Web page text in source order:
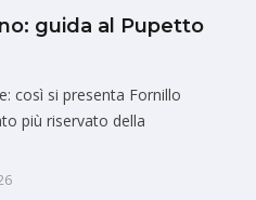
guida al Pupetto
così si presenta Fornillo
più riservato della